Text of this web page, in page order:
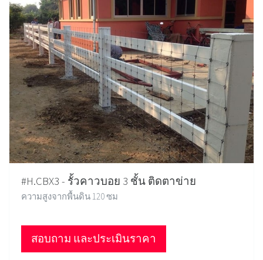
#H.CBX3 - รั้วคาวบอย 3 ชั้น ติดตาข่าย
ความสูงจากพื้นดิน 120 ซม
สอบถาม และประเมินราคา